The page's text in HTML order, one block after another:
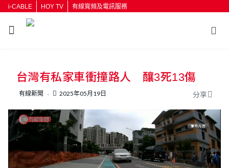
i-CABLE HOY TV 有線寬頻及電訊服務
按輸入鍵開始搜尋
台灣有私家車衝撞路人 釀3死13傷
有線新聞 2025年05月19日 分享